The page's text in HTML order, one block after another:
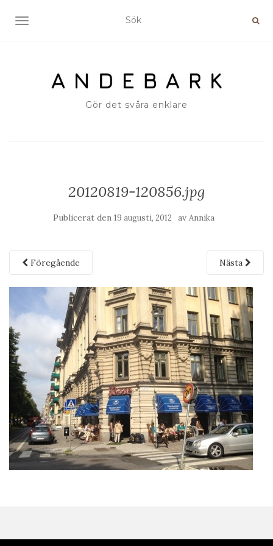
SLÅ PÅ/AV NAVIGERING
Gör det svåra enklare
20120819-120856.jpg
Publicerat den 19 augusti, 2012 av Annika
Föregående Nästa